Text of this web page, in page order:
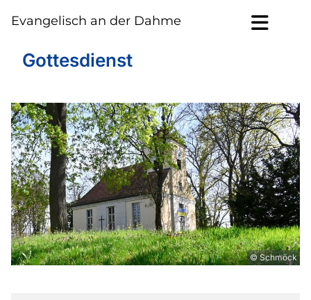
Evangelisch an der Dahme
Gottesdienst
© Schmöck